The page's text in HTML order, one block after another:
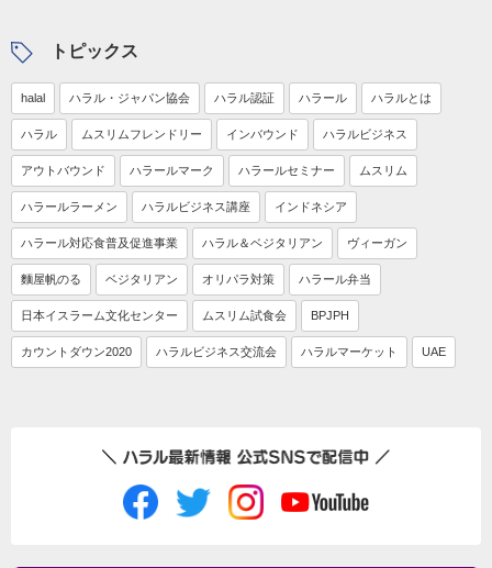
トピックス
halal ハラル・ジャパン協会 ハラル認証 ハラール ハラルとは
ハラル ムスリムフレンドリー インバウンド ハラルビジネス
アウトバウンド ハラールマーク ハラールセミナー ムスリム
ハラールラーメン ハラルビジネス講座 インドネシア
ハラール対応食普及促進事業 ハラル＆ベジタリアン ヴィーガン
麵屋帆のる ベジタリアン オリパラ対策 ハラール弁当
日本イスラーム文化センター ムスリム試食会 BPJPH
カウントダウン2020 ハラルビジネス交流会 ハラルマーケット UAE